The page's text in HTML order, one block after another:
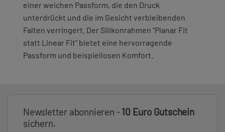
einer weichen Passform, die den Druck
unterdrückt und die im Gesicht verbleibenden
Falten verringert. Der Silikonrahmen "Planar Fit
statt Linear Fit" bietet eine hervorragende
Passform und beispiellosen Komfort.
Newsletter abonnieren -10 Euro Gutschein
sichern.